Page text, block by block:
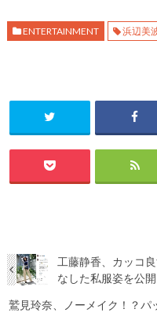
ENTERTAINMENT 浜辺美
工藤静香、カッコ
なした私服姿を公開
鷲見玲奈、ノーメイク！？パ